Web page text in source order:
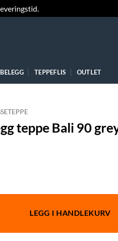
TEPPEFLIS OUTLET
teppe Bali 90
LEGG I HANDLEKURV